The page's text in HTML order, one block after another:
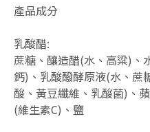
產品成分
乳酸醋:
蔗糖、釀造醋(水、高粱)、
鈣)、乳酸醱酵原液(水、蔗
酸、黃豆纖維、乳酸菌)、
(維生素C)、鹽